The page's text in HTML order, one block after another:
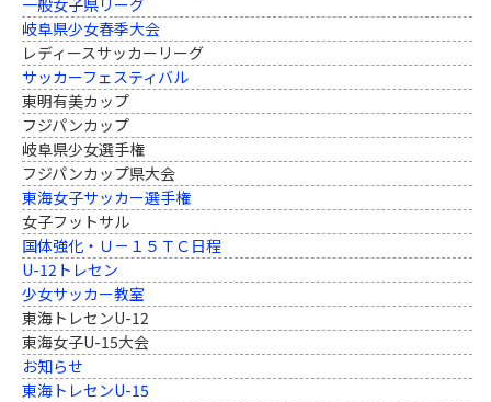
岐阜県少女春季大会
レディースサッカーリーグ
サッカーフェスティバル
東明有美カップ
フジパンカップ
岐阜県少女選手権
フジパンカップ県大会
東海女子サッカー選手権
女子フットサル
国体強化・Ｕ－１５ＴＣ日程
U-12トレセン
少女サッカー教室
東海トレセンU-12
東海女子U-15大会
お知らせ
東海トレセンU-15